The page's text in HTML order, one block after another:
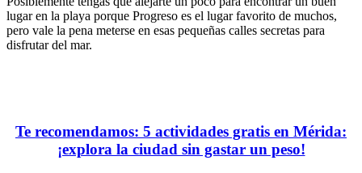
lugar en la playa porque Progreso es el lugar favorito de muchos,
pero vale la pena meterse en esas pequeñas calles secretas para
disfrutar del mar.
Te recomendamos: 5 actividades gratis en Mérida:
¡explora la ciudad sin gastar un peso!